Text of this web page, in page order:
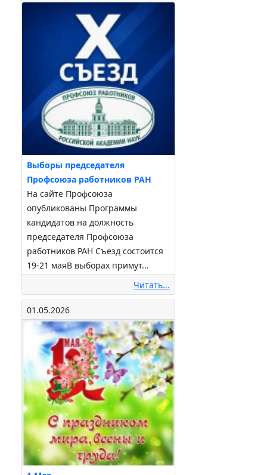
Выборы председателя
Профсоюза работников РАН
На сайте Профсоюза
опубликованы Программы
кандидатов на должность
председателя Профсоюза
работников РАН Съезд состоится
19-21 маяВ выборах примут...
Читать...
01.05.2026